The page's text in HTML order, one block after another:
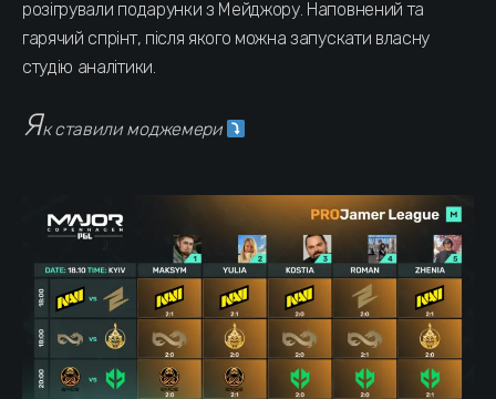
розігрували подарунки з Мейджору. Наповнений та
гарячий спрінт, після якого можна запускати власну
студію аналітики.
Як ставили моджемери